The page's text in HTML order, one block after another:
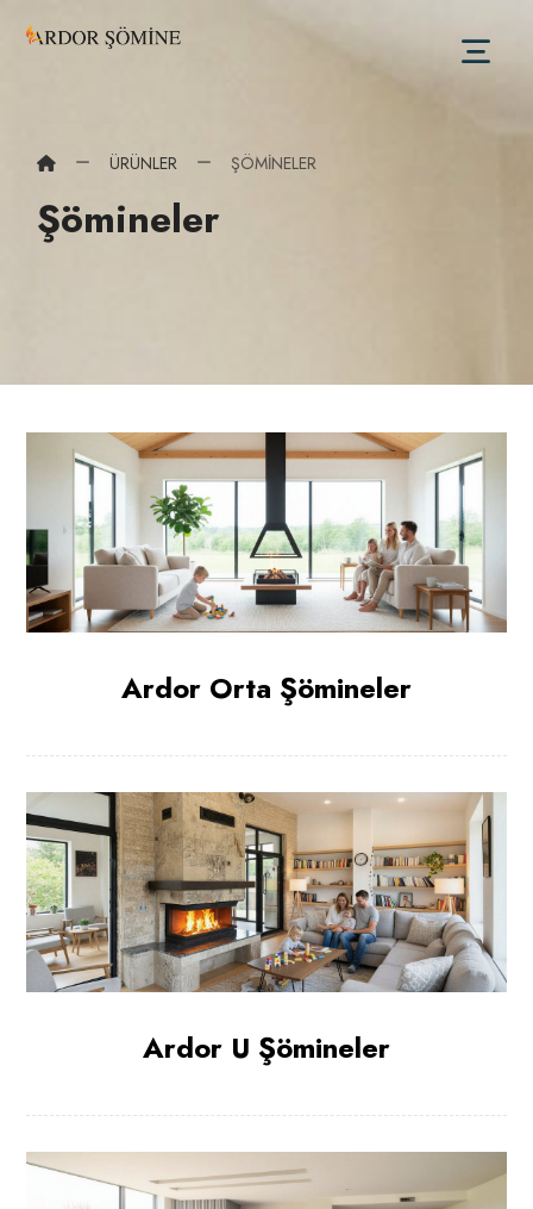
ÜRÜNLER ŞÖMINELER
Şömineler
Ardor Orta Şömineler
Ardor U Şömineler